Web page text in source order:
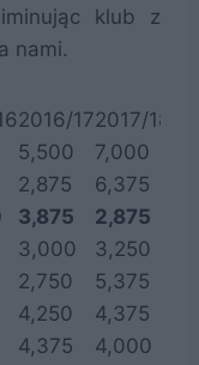
klub z
nami.
2016/172017/18
5,500 7,000
2,875 6,375
3,875 2,875
3,000 3,250
2,750 5,375
4,250 4,375
4,375 4,000